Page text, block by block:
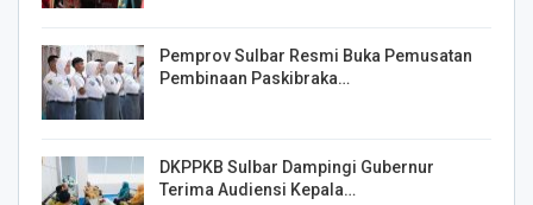
Pemprov Sulbar Resmi Buka Pemusatan
Pembinaan Paskibraka…
DKPPKB Sulbar Dampingi Gubernur
Terima Audiensi Kepala…